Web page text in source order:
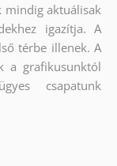
mindig aktuálisak
igazítja. A
térbe illenek. A
a grafikusunktól
csapatunk